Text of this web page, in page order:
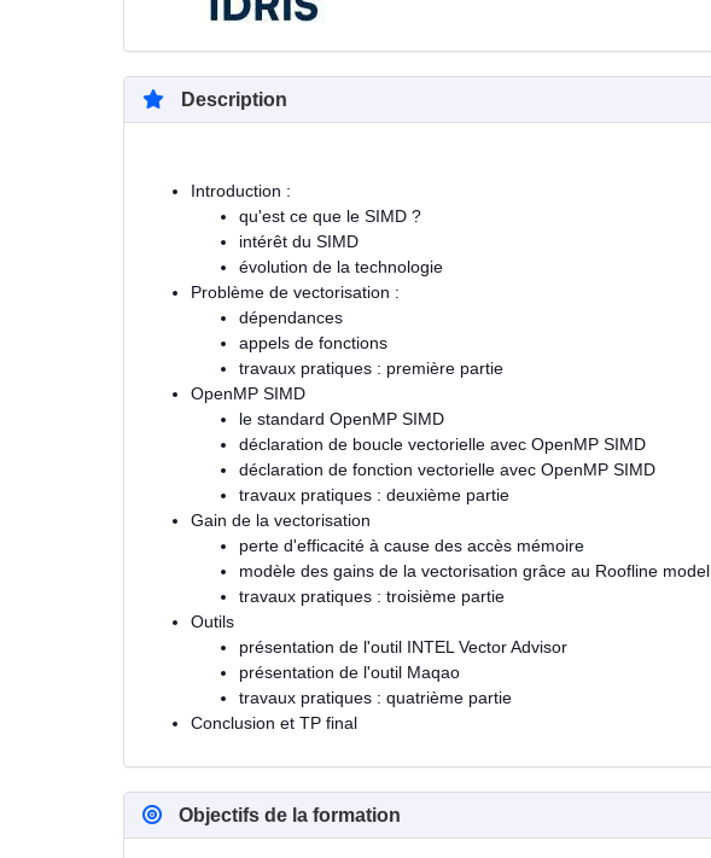
Description
Introduction :
qu'est ce que le SIMD ?
intérêt du SIMD
évolution de la technologie
Problème de vectorisation :
dépendances
appels de fonctions
travaux pratiques : première partie
OpenMP SIMD
le standard OpenMP SIMD
déclaration de boucle vectorielle avec OpenMP SIMD
déclaration de fonction vectorielle avec OpenMP SIMD
travaux pratiques : deuxième partie
Gain de la vectorisation
perte d'efficacité à cause des accès mémoire
modèle des gains de la vectorisation grâce au Roofline model
travaux pratiques : troisième partie
Outils
présentation de l'outil INTEL Vector Advisor
présentation de l'outil Maqao
travaux pratiques : quatrième partie
Conclusion et TP final
Objectifs de la formation